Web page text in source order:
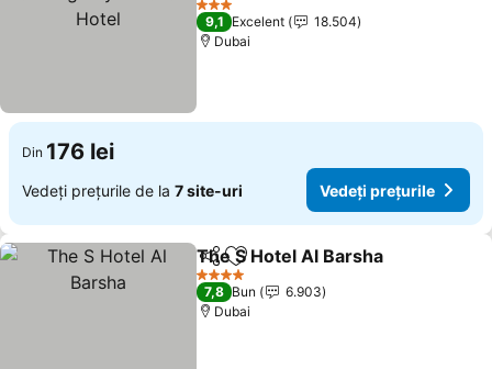
3 Stele
9,1 Excelent
18.504
Dubai
Din 176 lei
Vedeți prețurile de la 7 site-uri Vedeți prețurile
DistribuițiAdăugaţi la favorite
The S Hotel Al Barsha
4 Stele
7,8 Bun
6.903
Dubai